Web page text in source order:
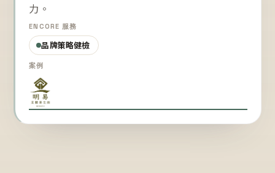
力。
ENCORE 服務
品牌策略健檢
案例